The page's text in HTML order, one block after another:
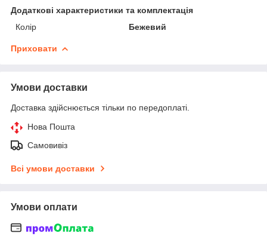
Додаткові характеристики та комплектація
Колір
Бежевий
Приховати
Умови доставки
Доставка здійснюється тільки по передоплаті.
Нова Пошта
Самовивіз
Всі умови доставки
Умови оплати